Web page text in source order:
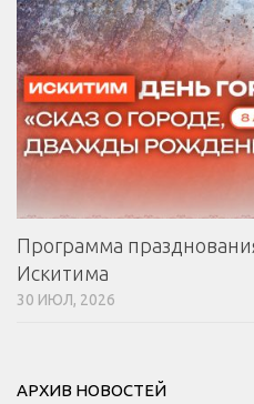
Программа
Искитима
30 ИЮЛ, 2026
АРХИВ НОВОСТЕЙ